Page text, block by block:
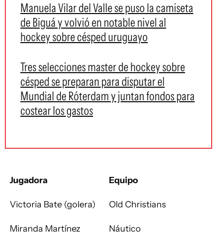
Manuela Vilar del Valle se puso la camiseta
de Biguá y volvió en notable nivel al
hockey sobre césped uruguayo
Tres selecciones master de hockey sobre
césped se preparan para disputar el
Mundial de Róterdam y juntan fondos para
costear los gastos
Jugadora Equipo
Victoria Bate (golera) Old Christians
Miranda Martínez
Náutico